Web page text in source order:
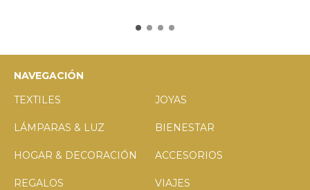
NAVEGACIÓN
TEXTILES
JOYAS
LÁMPARAS & LUZ BIENESTAR
HOGAR & DECORACIÓN ACCESORIOS
REGALOS VIAJES